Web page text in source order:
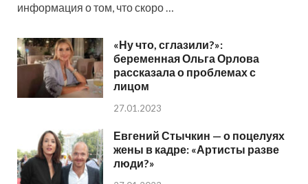
информация о том, что скоро …
«Ну что, сглазили?»:
беременная Ольга Орлова
рассказала о проблемах с
лицом
27.01.2023
Евгений Стычкин — о поцелуях
жены в кадре: «Артисты разве
люди?»